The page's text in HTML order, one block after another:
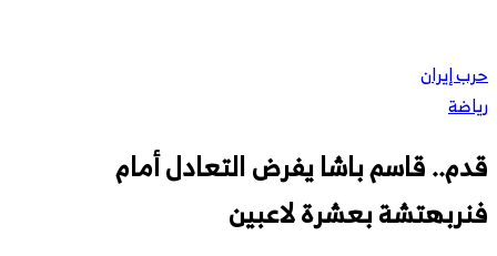
حرب إيران
رياضة
قدم.. قاسم باشا يفرض التعادل أمام
فنربهتشة بعشرة لاعبين